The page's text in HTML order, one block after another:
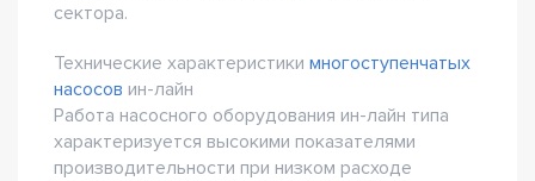
сектора.
Технические характеристики многоступенчатых
насосов ин-лайн
Работа насосного оборудования ин-лайн типа
характеризуется высокими показателями
производительности при низком расходе